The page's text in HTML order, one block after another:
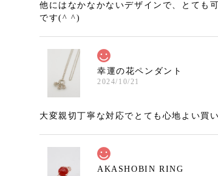
他にはなかなかないデザインで、とても
です(^ ^)
幸運の花ペンダント
2024/10/21
大変親切丁寧な対応でとても心地よい買
AKASHOBIN RING